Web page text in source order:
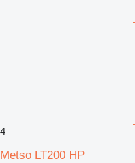
4
Metso LT200 HP